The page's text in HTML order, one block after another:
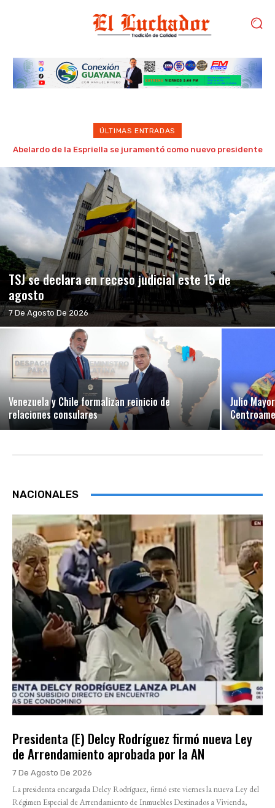
ÚLTIMAS ENTRADAS
Realizan con éxito jornadas de cirugías traumatológicas en
TSJ se declara en receso judicial este 15 de
agosto
7 De Agosto De 2026
Venezuela y Chile formalizan reinicio de
relaciones consulares
Julio
NACIONALES
Presidenta (E) Delcy Rodríguez firmó nueva Ley
de Arrendamiento aprobada por la AN
7 De Agosto De 2026
La presidenta encargada Delcy Rodríguez, firmó este viernes la nueva Ley del
Régimen Especial de Arrendamiento de Inmuebles Destinados a Vivienda,